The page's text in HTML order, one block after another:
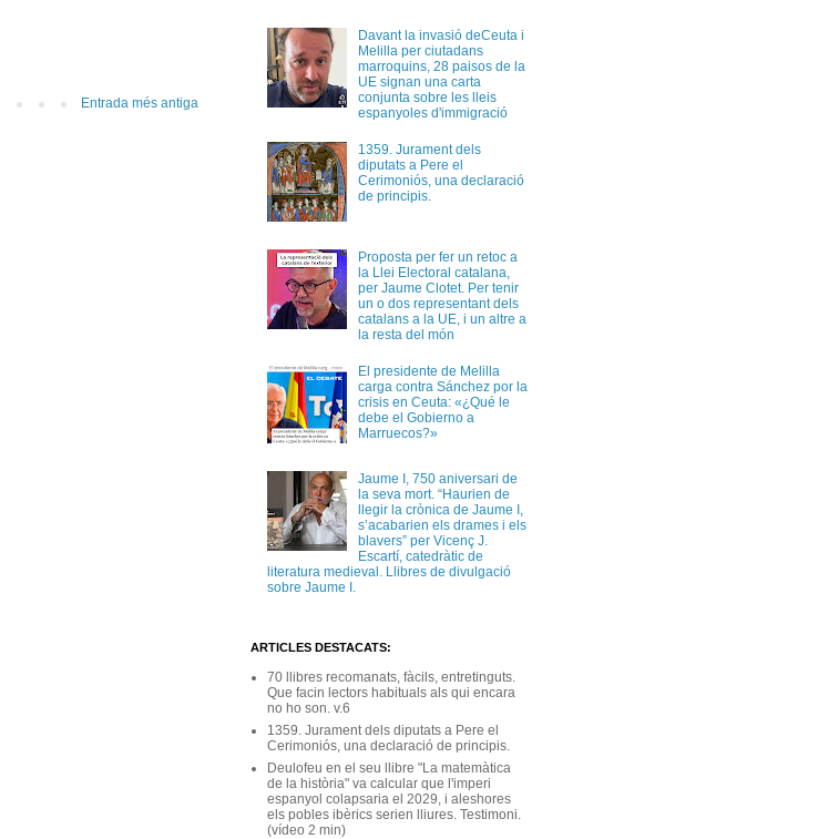
Entrada més antiga
Davant la invasió deCeuta i
Melilla per ciutadans
marroquins, 28 paisos de la
UE signan una carta
conjunta sobre les lleis
espanyoles d'immigració
1359. Jurament dels
diputats a Pere el
Cerimoniós, una declaració
de principis.
Proposta per fer un retoc a
la Llei Electoral catalana,
per Jaume Clotet. Per tenir
un o dos representant dels
catalans a la UE, i un altre a
la resta del món
El presidente de Melilla
carga contra Sánchez por la
crisis en Ceuta: «¿Qué le
debe el Gobierno a
Marruecos?»
Jaume I, 750 aniversari de
la seva mort. “Haurien de
llegir la crònica de Jaume I,
s’acabarien els drames i els
blavers” per Vicenç J.
Escartí, catedràtic de
literatura medieval. Llibres de divulgació
sobre Jaume I.
ARTICLES DESTACATS:
70 llibres recomanats, fàcils, entretinguts.
Que facin lectors habituals als qui encara
no ho son. v.6
1359. Jurament dels diputats a Pere el
Cerimoniós, una declaració de principis.
Deulofeu en el seu llibre "La matemàtica
de la història" va calcular que l'imperi
espanyol colapsaria el 2029, i aleshores
els pobles ibèrics serien lliures. Testimoni.
(vídeo 2 min)